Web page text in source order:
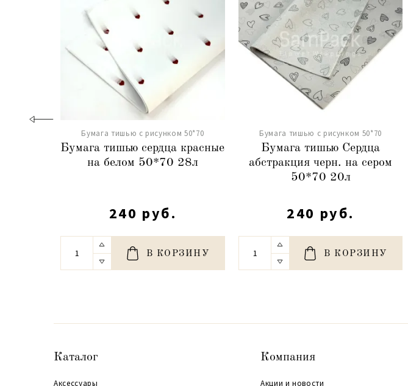
Бумага тишью с рисунком 50*70
Бумага тишью сердца красные
на белом 50*70 28л
240 руб.
В КОРЗИНУ
Бумага тишью с рисунком 50*70
Бумага тишью Сердца
абстракция черн. на сером
50*70 20л
240 руб.
В КОРЗИНУ
Каталог
Аксессуары
Компания
Акции и новости